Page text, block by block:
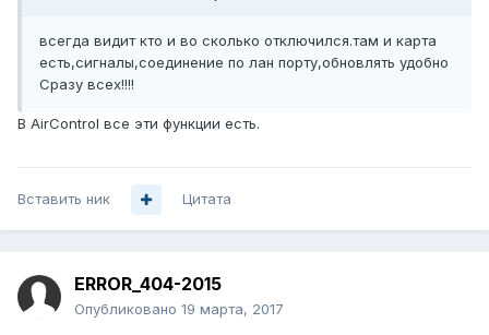
всегда видит кто и во сколько отключился.там и карта
есть,сигналы,соединение по лан порту,обновлять удобно
Сразу всех!!!!
В AirControl все эти функции есть.
Вставить ник Цитата
ERROR_404-2015
Опубликовано 19 марта, 2017